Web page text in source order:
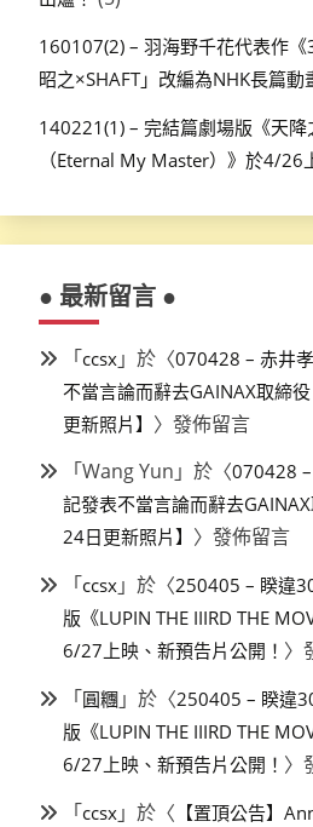
160107(2) – 羽海野千花代表作
昭之×SHAFT」改編為NHK長篇動
140221(1) – 完結篇劇場版《天
（Eternal My Master）》於4/26
● 最新留言 ●
「ccsx 」於〈070428 – 赤井
不當言論而辭去GAINAX取締
更新照片】 〉發佈留言
「Wang Yun 」於〈070428
記發表不當言論而辭去
24日更新照片】 〉發佈留言
「ccsx 」於〈250405 – 睽違
版《LUPIN THE IIIRD THE
6/27上映、新預告片公開！ 〉
「圓糰 」於〈250405 – 睽違
版《LUPIN THE IIIRD THE
6/27上映、新預告片公開！ 〉
「ccsx 」於〈 【置頂公告】